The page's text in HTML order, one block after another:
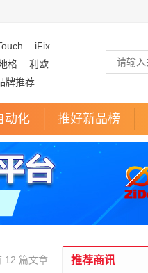
iFix
格 利欧
牌推荐
动化 推好新品榜
12 篇文章 推荐商讯